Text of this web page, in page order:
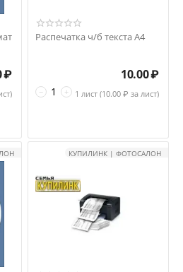
₽
Распечатка ч/б текста А4
+
−
10.00₽
1 лист (10.00 ₽ за лист)
КУПИЛИНК | ФОТОСАЛОН